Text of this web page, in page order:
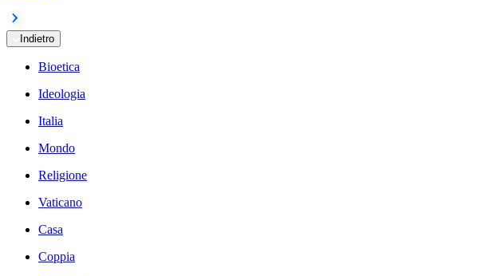
Indietro
Bioetica
Ideologia
Italia
Mondo
Religione
Vaticano
Casa
Coppia